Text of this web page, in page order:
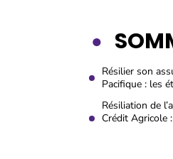
Résilier son
Pacifique : les
Résiliation de
Crédit Agricole